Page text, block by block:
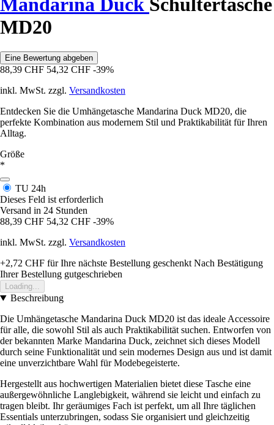
MD20
Eine Bewertung abgeben
88,39 CHF 54,32 CHF -39%
inkl. MwSt. zzgl. Versandkosten
Entdecken Sie die Umhängetasche Mandarina Duck MD20, die
perfekte Kombination aus modernem Stil und Praktikabilität für Ihren
Alltag.
Größe
*
TU 24h
Dieses Feld ist erforderlich
Versand in 24 Stunden
88,39 CHF 54,32 CHF -39%
inkl. MwSt. zzgl. Versandkosten
+2,72 CHF für Ihre nächste Bestellung geschenkt Nach Bestätigung
Ihrer Bestellung gutgeschrieben
Loading...
Beschreibung
Die Umhängetasche Mandarina Duck MD20 ist das ideale Accessoire
für alle, die sowohl Stil als auch Praktikabilität suchen. Entworfen von
der bekannten Marke Mandarina Duck, zeichnet sich dieses Modell
durch seine Funktionalität und sein modernes Design aus und ist damit
eine unverzichtbare Wahl für Modebegeisterte.
Hergestellt aus hochwertigen Materialien bietet diese Tasche eine
außergewöhnliche Langlebigkeit, während sie leicht und einfach zu
tragen bleibt. Ihr geräumiges Fach ist perfekt, um all Ihre täglichen
Essentials unterzubringen, sodass Sie organisiert und gleichzeitig